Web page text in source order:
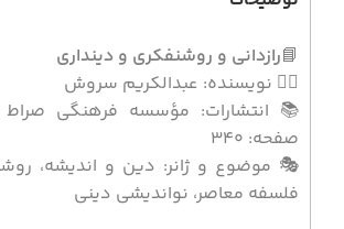
📘رازدانی و روشنفکری و دینداری
✍🏻 نویسنده: عبدالکریم سروش
📚 انتشارات: مؤسسه فرهنگی
صفحه: 340
🎭 موضوع و ژانر: دین و اندیشه،
فلسفه معاصر، نواندیشی دینی